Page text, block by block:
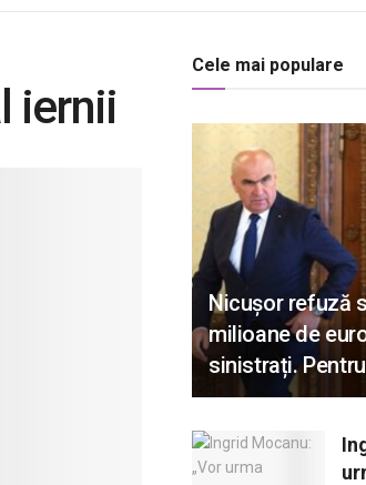
iernii
Cele mai populare
Nicușor refuză
milioane de
sinistrați.
oricât e nevoie!